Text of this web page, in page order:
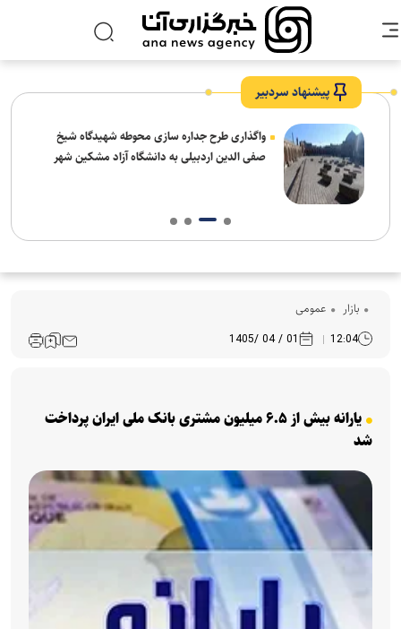
پیشنهاد سردبیر
واگذاری طرح جداره سازی محوطه شهیدگاه شیخ
صفی الدین اردبیلی به دانشگاه آزاد مشکین شهر
بازار عمومی
12:04
01 / 04 /1405
یارانه بیش از ۶.۵ میلیون مشتری بانک ملی ایران پرداخت
شد